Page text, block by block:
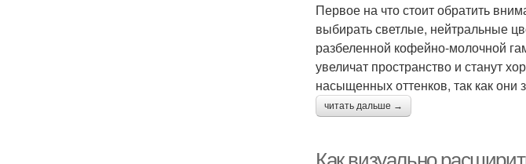
Первое на что стоит обратить
выбирать светлые, нейтральные
разбеленной кофейно-молочной
увеличат пространство и станут
насыщенных оттенков, так как они
читать дальше →